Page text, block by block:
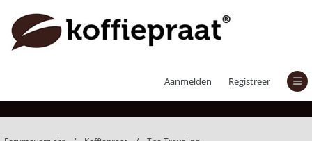
Aanmelden Registreer